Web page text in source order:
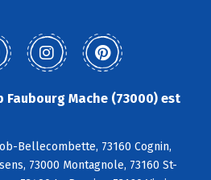
Mache (73000) est
Bellecombette, 73160 Cognin,
73000 Montagnole, 73160 St-